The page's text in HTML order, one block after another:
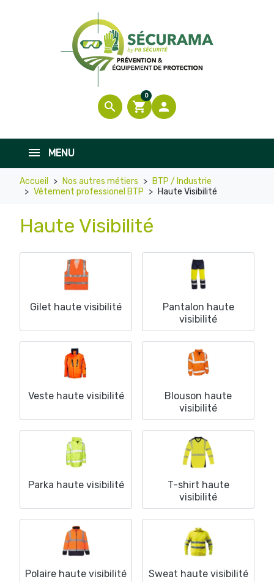
search shopping_cart
0

MENU
Accueil Nos autres métiers
BTP / Industrie
Vêtement professionel BTP
Haute Visibilité
Haute Visibilité
Gilet haute visibilité
Pantalon haute
visibilité
Veste haute visibilité
Blouson haute
visibilité
Parka haute visibilité
T-shirt haute
visibilité
Polaire haute visibilité Sweat haute visibilité